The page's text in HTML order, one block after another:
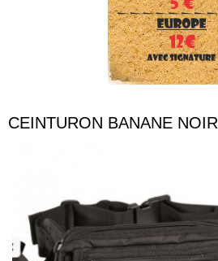
CEINTURON BANANE NOIR